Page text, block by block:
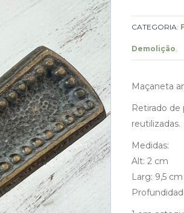
CATEGORIA:
Demolição.
Maçaneta
Retirado de
reutilizadas.
Medidas:
Alt: 2 cm
Larg: 9,5 cm